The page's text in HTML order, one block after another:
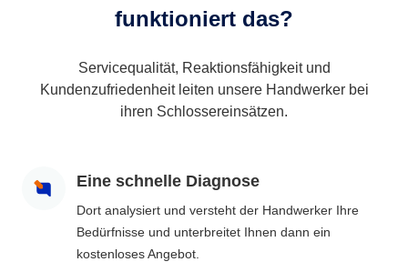
funktioniert das?
Servicequalität, Reaktionsfähigkeit und
Kundenzufriedenheit leiten unsere Handwerker bei
ihren Schlossereinsätzen.
Eine schnelle Diagnose
Dort analysiert und versteht der Handwerker Ihre
Bedürfnisse und unterbreitet Ihnen dann ein
kostenloses Angebot.